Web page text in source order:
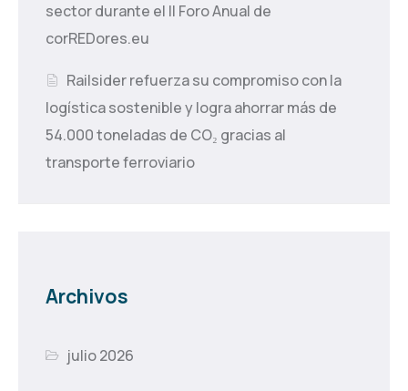
sector durante el II Foro Anual de
corREDores.eu
Railsider refuerza su compromiso con la
logística sostenible y logra ahorrar más de
54.000 toneladas de CO₂ gracias al
transporte ferroviario
Archivos
julio 2026